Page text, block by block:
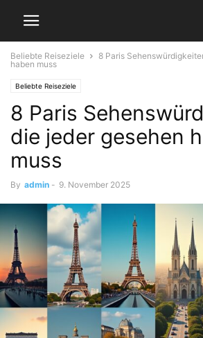
Beliebte Reiseziele
8 Paris
haben muss
Beliebte Reiseziele
8 Paris
die jeder gesehen
muss
By admin - 9. November 2025